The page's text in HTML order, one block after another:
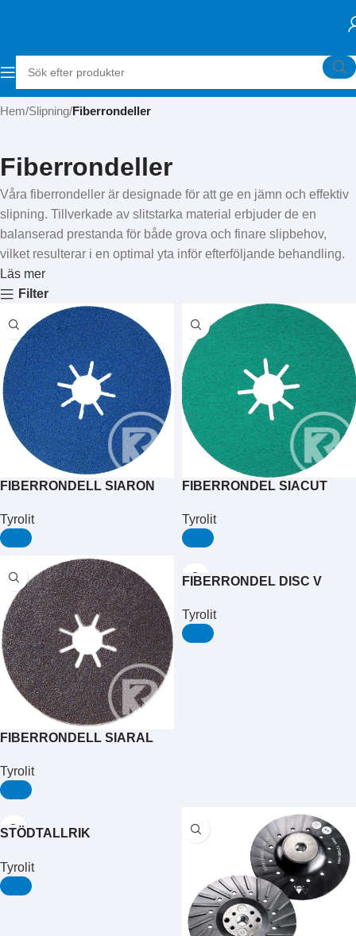
Hem Slipning Fiberrondeller
Fiberrondeller
Våra fiberrondeller är designade för att ge en jämn och effektiv
slipning. Tillverkade av slitstarka material erbjuder de en
balanserad prestanda för både grova och finare slipbehov,
vilket resulterar i en optimal yta inför efterföljande behandling.
Läs mer
Filter
FIBERRONDELL SIARON
Tyrolit
FIBERRONDEL SIACUT
Tyrolit
FIBERRONDELL SIARAL
Tyrolit
FIBERRONDEL DISC V
Tyrolit
STÖDTALLRIK
Tyrolit